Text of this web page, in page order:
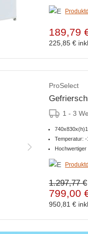
189,79
225,85 €
ProSelect
1 - 3
Temperatur: -
Hochwertiger
1.297,77 €
799,00
950,81 €